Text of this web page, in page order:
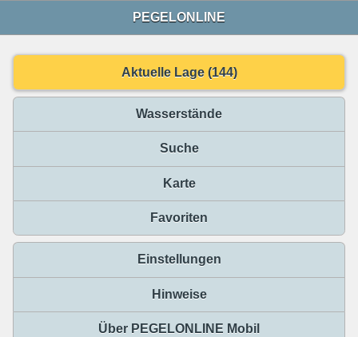
PEGELONLINE
Aktuelle Lage (144)
Wasserstände
Suche
Karte
Favoriten
Einstellungen
Hinweise
Über PEGELONLINE Mobil